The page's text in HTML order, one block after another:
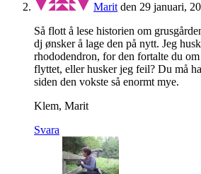
Marit den 29 januari,
Så flott å lese historien om
dj ønsker å lage den på nytt. Jeg
rhododendron, for den fortalte du
flyttet, eller husker jeg feil? Du må
siden den vokste så enormt mye.
Klem, Marit
Svara